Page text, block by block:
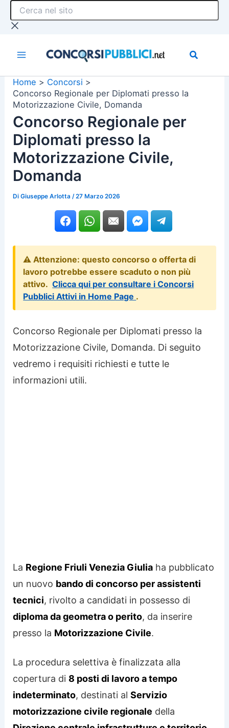
Cerca
sito
Home
Concorsi
Concorso Regionale per Diplomati presso la
Motorizzazione Civile, Domanda
Concorso Regionale per
Diplomati presso la
Motorizzazione Civile,
Domanda
DiGiuseppe Arlotta /27 Marzo 2026
⚠️ Attenzione: questo concorso o offerta di
lavoro potrebbe essere scaduto o non più
attivo. Clicca qui per consultare i Concorsi
Pubblici Attivi in Home Page .
Concorso Regionale per Diplomati presso la
Motorizzazione Civile, Domanda. Di seguito
vedremo i requisiti richiesti e tutte le
informazioni utili.
La Regione Friuli Venezia Giulia ha pubblicato
un nuovo bando di concorso per assistenti
tecnici, rivolto a candidati in possesso di
diploma da geometra o perito, da inserire
presso la Motorizzazione Civile.
La procedura selettiva è finalizzata alla
copertura di 8 posti di lavoro a tempo
indeterminato, destinati alServizio
motorizzazione civile regionale della